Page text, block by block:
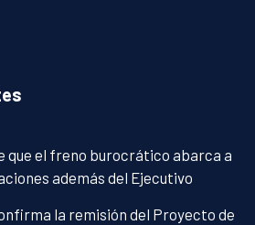
que el freno burocrático abarca a
además del Ejecutivo
la remisión del Proyecto de